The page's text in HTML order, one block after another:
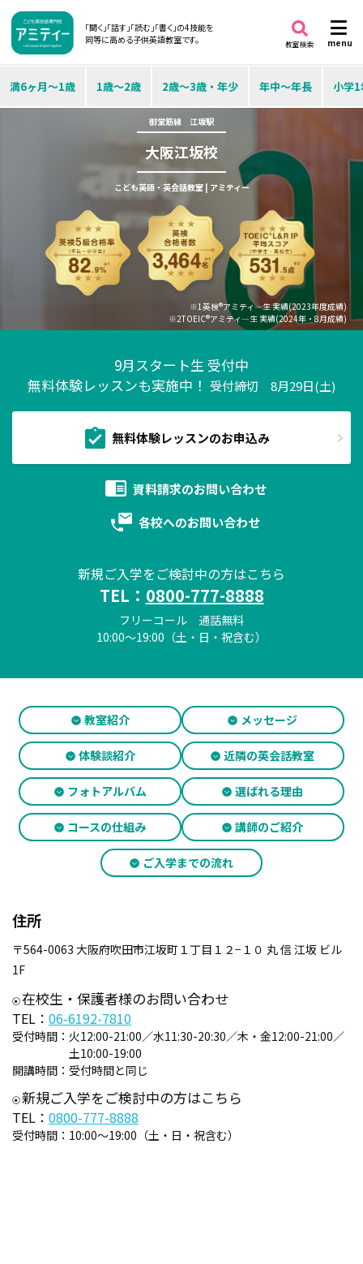
「聞く」「話す」「読む」「書く」の4技能を
同等に高める子供英語教室です。
menu
教室検索
満6ヶ月～1歳 1歳～2歳 2歳～3歳・年少 年中～年長 小学
御堂筋線 江坂駅
大阪江坂校
こども英語・英会話教室 | アミティー
※1英検®アミティ―生 実績(2023年度成績)
※2TOEIC®アミティ―生 実績(2024年・8月成績)
9月スタート生 受付中
無料体験レッスンも実施中！ 受付締切 8月29日(土)
無料体験レッスンのお申込み
資料請求のお問い合わせ
各校へのお問い合わせ
新規ご入学をご検討中の方はこちら
TEL： 0800-777-8888
フリーコール 通話無料
10:00～19:00（土・日・祝含む）
教室紹介 メッセージ
体験談紹介 近隣の英会話教室
フォトアルバム 選ばれる理由
コースの仕組み 講師のご紹介
ご入学までの流れ
住所
〒564-0063 大阪府吹田市江坂町１丁目１２−１０ 丸 信 江坂 ビル
1F
在校生・保護者様のお問い合わせ
TEL： 06-6192-7810
受付時間： 火12:00-21:00／水11:30-20:30／木・金12:00-21:00／
土10:00-19:00
開講時間： 受付時間と同じ
新規ご入学をご検討中の方はこちら
TEL： 0800-777-8888
受付時間： 10:00～19:00（土・日・祝含む）